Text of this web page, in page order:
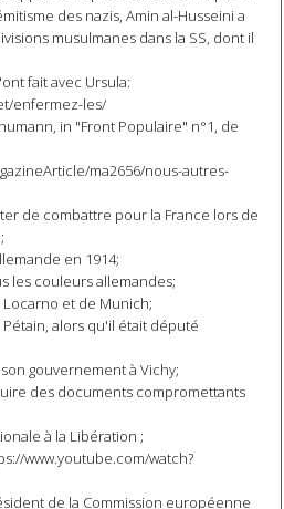
des nazis, Amin al-Husseini a
musulmanes dans la SS, dont il
fait avec Ursula:
enfermez-les/
in "Front Populaire" n°1, de
ma2656/nous-autres-
de combattre pour la France lors de
en 1914;
les couleurs allemandes;
et de Munich;
alors qu'il était député
gouvernement à Vichy;
des documents compromettants
à la Libération ;
www.youtube.com/watch?
de la Commission européenne